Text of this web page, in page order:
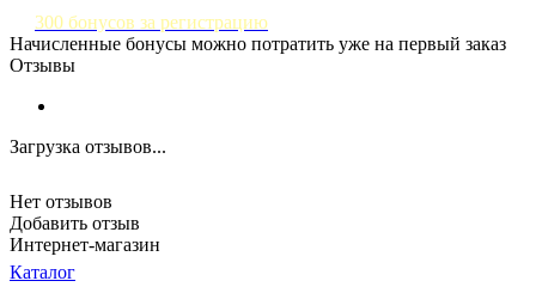
300 бонусов за регистрацию
Начисленные бонусы можно потратить уже на первый заказ
Отзывы
Загрузка отзывов...
Нет отзывов
Добавить отзыв
Интернет-магазин
Каталог